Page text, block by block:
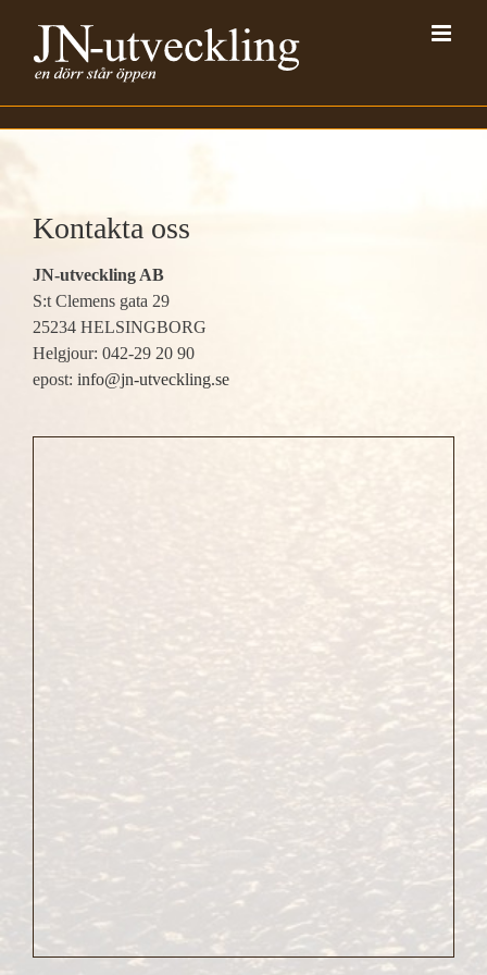
innehållet
Kontakta oss
JN-utveckling AB
S:t Clemens gata 29
25234 HELSINGBORG
Helgjour: 042-29 20 90
epost: info@jn-utveckling.se